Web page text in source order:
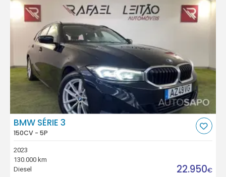
BMW SÉRIE 3
150CV - 5P
2023
130.000 km
Diesel
22.950€